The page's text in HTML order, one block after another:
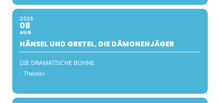
2026
08
AUG
HÄNSEL UND GRETEL, DIE DÄMONENJÄGER
DIE DRAMATISCHE BÜHNE
: Theater